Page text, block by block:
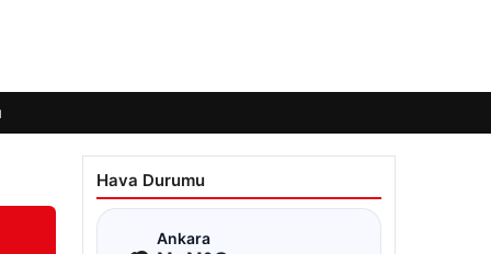
Hava Durumu
Ankara